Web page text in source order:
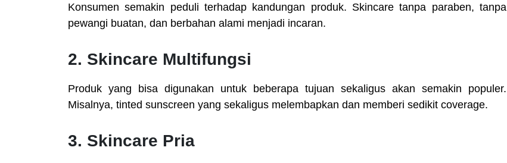
Konsumen semakin peduli terhadap kandungan produk. Skincare tanpa paraben, tanpa
pewangi buatan, dan berbahan alami menjadi incaran.
2. Skincare Multifungsi
Produk yang bisa digunakan untuk beberapa tujuan sekaligus akan semakin populer.
Misalnya, tinted sunscreen yang sekaligus melembapkan dan memberi sedikit coverage.
3. Skincare Pria